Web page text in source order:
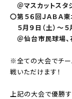
＠マスカットスタ
〇第５６回ＪＡＢＡ
５月９日（土）～５
＠仙台市民球場
※全ての大会でチー
戦いただけます！
上記の大会で優勝す